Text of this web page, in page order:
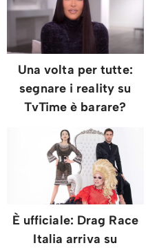
Una volta per tutte:
segnare i reality su
TvTime è barare?
È ufficiale: Drag Race
Italia arriva su